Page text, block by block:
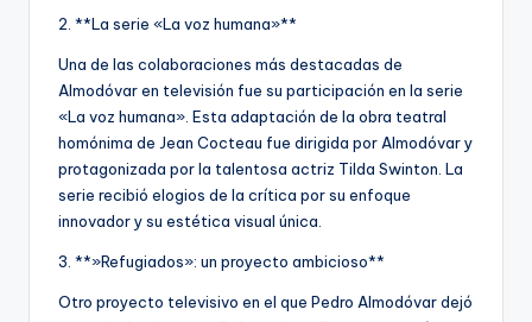
2. **La serie «La voz humana»**
Una de las colaboraciones más destacadas de
Almodóvar en televisión fue su participación en la serie
«La voz humana». Esta adaptación de la obra teatral
homónima de Jean Cocteau fue dirigida por Almodóvar y
protagonizada por la talentosa actriz Tilda Swinton. La
serie recibió elogios de la crítica por su enfoque
innovador y su estética visual única.
3. **»Refugiados»: un proyecto ambicioso**
Otro proyecto televisivo en el que Pedro Almodóvar dejó